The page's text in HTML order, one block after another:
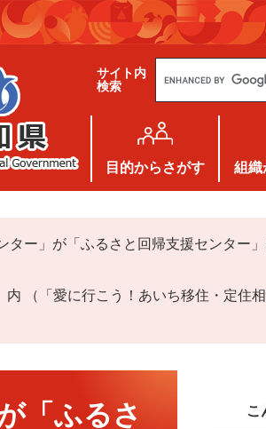
サイト内
検索
g
e
カ
タ
ム
検
目的からさがす 組織
ター」が「ふるさと回帰支援センター
（「愛に行こう！あいち移住・定住
「ふるさ
こ